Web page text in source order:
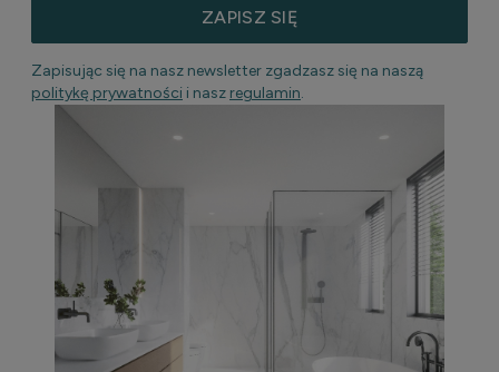
ZAPISZ SIĘ
Zapisując się na nasz newsletter zgadzasz się na naszą
politykę prywatności i nasz regulamin.